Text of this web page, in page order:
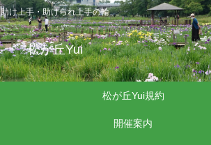
助け上手・助けられ上手の輪
松が丘Yui
松が丘Yui規約
開催案内